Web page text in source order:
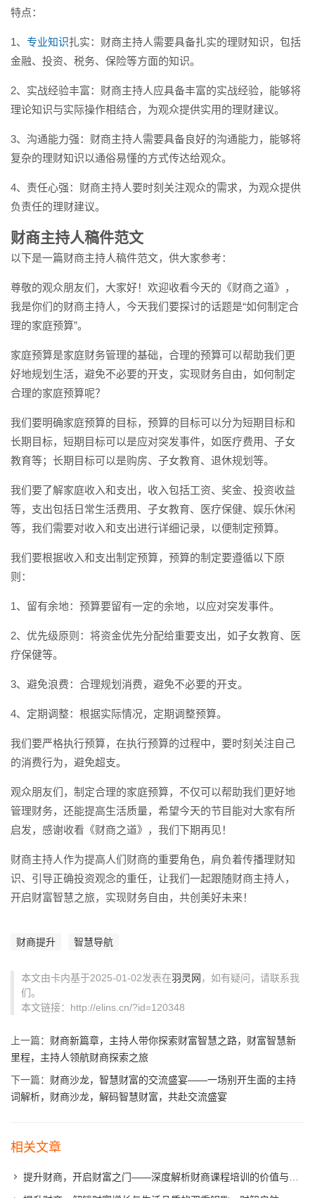
特点：
1、 专业知识扎实：财商主持人需要具备扎实的理财知识，包括
金融、投资、税务、保险等方面的知识。
2、实战经验丰富：财商主持人应具备丰富的实战经验，能够将
理论知识与实际操作相结合，为观众提供实用的理财建议。
3、沟通能力强：财商主持人需要具备良好的沟通能力，能够将
复杂的理财知识以通俗易懂的方式传达给观众。
4、责任心强：财商主持人要时刻关注观众的需求，为观众提供
负责任的理财建议。
财商主持人稿件范文
以下是一篇财商主持人稿件范文，供大家参考：
尊敬的观众朋友们，大家好！欢迎收看今天的《财商之道》，
我是你们的财商主持人，今天我们要探讨的话题是“如何制定合
理的家庭预算”。
家庭预算是家庭财务管理的基础，合理的预算可以帮助我们更
好地规划生活，避免不必要的开支，实现财务自由，如何制定
合理的家庭预算呢？
我们要明确家庭预算的目标，预算的目标可以分为短期目标和
长期目标，短期目标可以是应对突发事件，如医疗费用、子女
教育等；长期目标可以是购房、子女教育、退休规划等。
我们要了解家庭收入和支出，收入包括工资、奖金、投资收益
等，支出包括日常生活费用、子女教育、医疗保健、娱乐休闲
等，我们需要对收入和支出进行详细记录，以便制定预算。
我们要根据收入和支出制定预算，预算的制定要遵循以下原
则：
1、留有余地：预算要留有一定的余地，以应对突发事件。
2、优先级原则：将资金优先分配给重要支出，如子女教育、医
疗保健等。
3、避免浪费：合理规划消费，避免不必要的开支。
4、定期调整：根据实际情况，定期调整预算。
我们要严格执行预算，在执行预算的过程中，要时刻关注自己
的消费行为，避免超支。
观众朋友们，制定合理的家庭预算，不仅可以帮助我们更好地
管理财务，还能提高生活质量，希望今天的节目能对大家有所
启发，感谢收看《财商之道》，我们下期再见！
财商主持人作为提高人们财商的重要角色，肩负着传播理财知
识、引导正确投资观念的重任，让我们一起跟随财商主持人，
开启财富智慧之旅，实现财务自由，共创美好未来！
财商提升 智慧导航
本文由卡内基于2025-01-02发表在羽灵网 ，如有疑问，请联系我
们。
本文链接：http://elins.cn/?id=120348
上一篇： 财商新篇章，主持人带你探索财富智慧之路，财富智慧新
里程，主持人领航财商探索之旅
下一篇： 财商沙龙，智慧财富的交流盛宴——一场别开生面的主持
词解析，财商沙龙，解码智慧财富，共赴交流盛宴
相关文章
提升财商，开启财富之门——深度解析财商课程培训的价值与内涵，财商导航，揭秘财商课程培训的财富潜能与深层价值